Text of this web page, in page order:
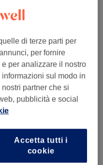
Piedi
di terze parti per
per fornire
per analizzare il nostro
sul modo in
partner che si
pubblicità e social
Accetta tutti i
cookie